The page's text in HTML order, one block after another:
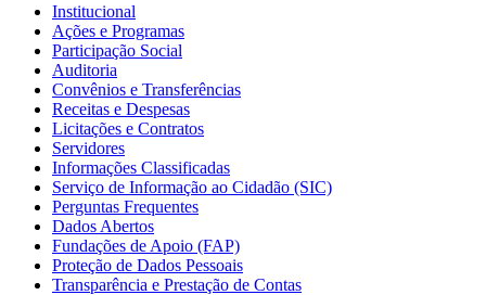
Institucional
Ações e Programas
Participação Social
Auditoria
Convênios e Transferências
Receitas e Despesas
Licitações e Contratos
Servidores
Informações Classificadas
Serviço de Informação ao Cidadão (SIC)
Perguntas Frequentes
Dados Abertos
Fundações de Apoio (FAP)
Proteção de Dados Pessoais
Transparência e Prestação de Contas